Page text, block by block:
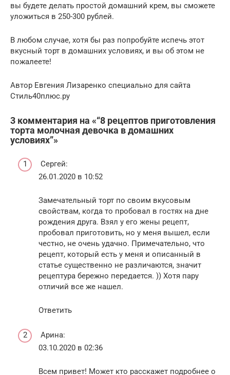
вы будете делать простой домашний крем, вы сможете
уложиться в 250-300 рублей.
В любом случае, хотя бы раз попробуйте испечь этот
вкусный торт в домашних условиях, и вы об этом не
пожалеете!
Автор Евгения Лизаренко специально для сайта
Стиль40плюс.ру
3 комментария на «“8 рецептов приготовления
торта молочная девочка в домашних
условиях”»
Сергей:
26.01.2020 в 10:52
Замечательный торт по своим вкусовым
свойствам, когда то пробовал в гостях на дне
рождения друга. Взял у его жены рецепт,
пробовал приготовить, но у меня вышел, если
честно, не очень удачно. Примечательно, что
рецепт, который есть у меня и описанный в
статье существенно не различаются, значит
рецептура бережно передается. )) Хотя пару
отличий все же нашел.
Ответить
Арина:
03.10.2020 в 02:36
Всем привет! Может кто расскажет подробнее о